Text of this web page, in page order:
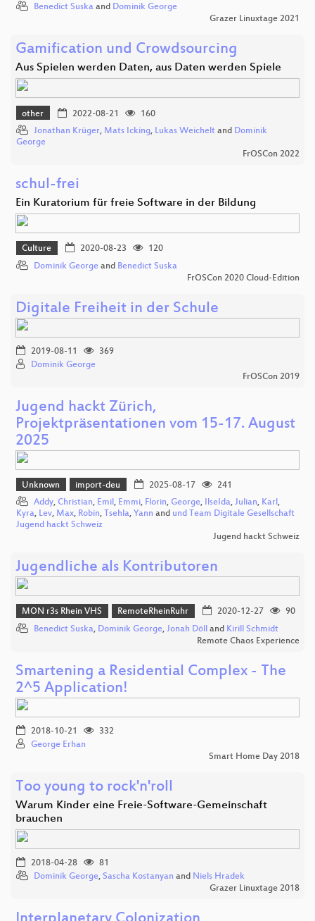
Benedict Suska and Dominik George
Grazer Linuxtage 2021
Gamification und Crowdsourcing
Aus Spielen werden Daten, aus Daten werden Spiele
other 2022-08-21
160
Jonathan Krüger, Mats Icking, Lukas Weichelt and Dominik
George
FrOSCon 2022
schul-frei
Ein Kuratorium für freie Software in der Bildung
Culture 2020-08-23
120
Dominik George and Benedict Suska
FrOSCon 2020 Cloud-Edition
Digitale Freiheit in der Schule
2019-08-11
369
Dominik George
FrOSCon 2019
Jugend hackt Zürich,
Projektpräsentationen vom 15-17. August
2025
Unknown import-deu 2025-08-17
241
Addy, Christian, Emil, Emmi, Florin, George, IlseIda, Julian, Karl,
Kyra, Lev, Max, Robin, Tsehla, Yann and und Team Digitale Gesellschaft
Jugend hackt Schweiz
Jugend hackt Schweiz
Jugendliche als Kontributoren
MON r3s Rhein VHS RemoteRheinRuhr 2020-12-27
90
Benedict Suska, Dominik George, Jonah Döll and Kirill Schmidt
Remote Chaos Experience
Smartening a Residential Complex - The
2^5 Application!
2018-10-21
332
George Erhan
Smart Home Day 2018
Too young to rock'n'roll
Warum Kinder eine Freie-Software-Gemeinschaft
brauchen
2018-04-28
81
Dominik George, Sascha Kostanyan and Niels Hradek
Grazer Linuxtage 2018